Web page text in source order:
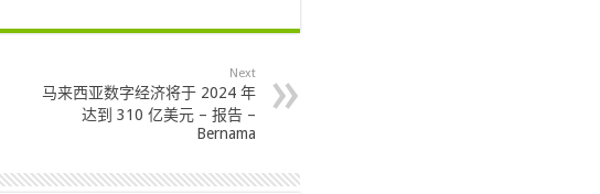
Next
马来西亚数字经济将于 2024 年
达到 310 亿美元 – 报告 –
Bernama